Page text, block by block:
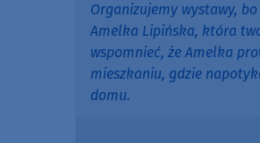
Organizujemy wystawy,
Amelka Lipińska, która
wspomnieć, że Amelka
mieszkaniu, gdzie
domu.